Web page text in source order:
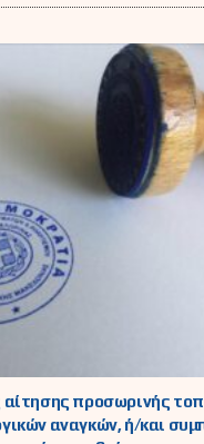
αίτησης προσωρινής
αναγκών, ή/και